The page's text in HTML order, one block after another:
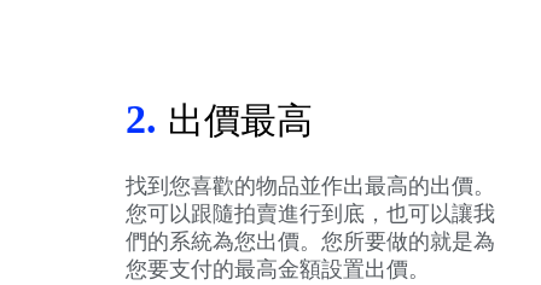
2. 出價最高
找到您喜歡的物品並作出最高的出價。
您可以跟隨拍賣進行到底，也可以讓我
們的系統為您出價。您所要做的就是為
您要支付的最高金額設置出價。